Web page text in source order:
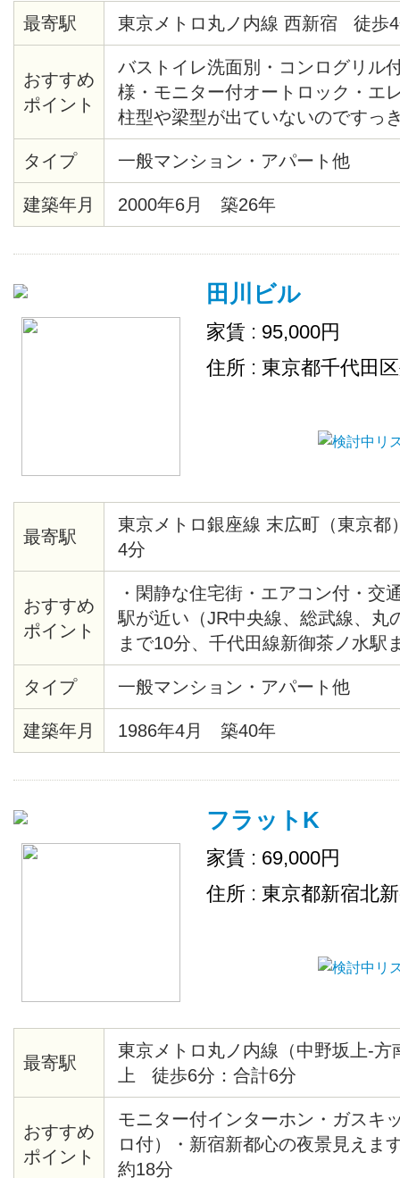
最寄駅 東京メトロ丸ノ内線 西新宿 徒歩
おすすめ
ポイント
バストイレ洗面別・コンログリル
様・モニター付オートロック・エ
柱型や梁型が出ていないのですっ
間・熊谷組施土の注文集合住宅・
産新宿グランドタワー等再開発エ
の夜景・2/25までに契約完了の方
ます
タイプ 一般マンション・アパート他
建築年月 2000年6月 築26年
田川ビル
家賃 : 95,000円
住所 : 東京都千代田
最寄駅
東京メトロ銀座線 末広町（東京
4分
おすすめ
ポイント
・閑静な住宅街・エアコン付・交
駅が近い（JR中央線、総武線、丸
まで10分、千代田線新御茶ノ水駅
末広町駅まで4分、千代田線湯島
エクスプレス、JR総武線秋葉原駅
タイプ 一般マンション・アパート他
建築年月 1986年4月 築40年
フラットK
家賃 : 69,000円
住所 : 東京都新宿北
最寄駅
東京メトロ丸ノ内線（中野坂上-方
上 徒歩6分：合計6分
おすすめ
ポイント
モニター付インターホン・ガスキ
ロ付）・新宿新都心の夜景見えま
約18分